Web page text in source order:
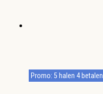
Promo: 5 halen 4 betalen